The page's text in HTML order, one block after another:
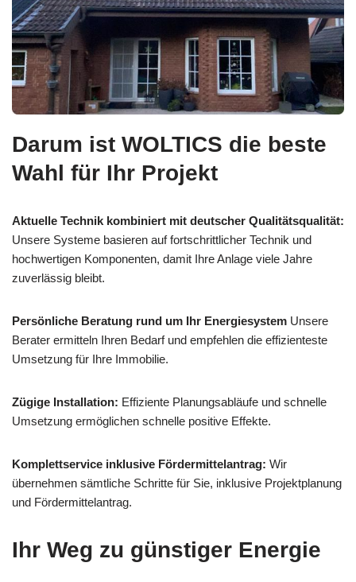
Darum ist WOLTICS die beste
Wahl für Ihr Projekt
Aktuelle Technik kombiniert mit deutscher Qualitätsqualität:
Unsere Systeme basieren auf fortschrittlicher Technik und
hochwertigen Komponenten, damit Ihre Anlage viele Jahre
zuverlässig bleibt.
Persönliche Beratung rund um Ihr Energiesystem Unsere
Berater ermitteln Ihren Bedarf und empfehlen die effizienteste
Umsetzung für Ihre Immobilie.
Zügige Installation: Effiziente Planungsabläufe und schnelle
Umsetzung ermöglichen schnelle positive Effekte.
Komplettservice inklusive Fördermittelantrag: Wir
übernehmen sämtliche Schritte für Sie, inklusive Projektplanung
und Fördermittelantrag.
Ihr Weg zu günstiger Energie